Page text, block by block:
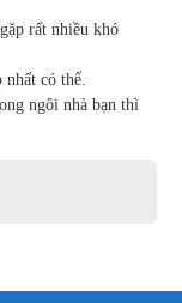
rất nhiều khó
có thể.
ngôi nhà bạn thì